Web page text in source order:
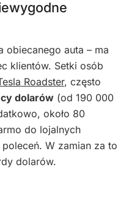
obiecanego auta – ma
klientów. Setki osób
Roadster, często
dolarów (od 190 000
około 80
do lojalnych
W zamian za to
dolarów.